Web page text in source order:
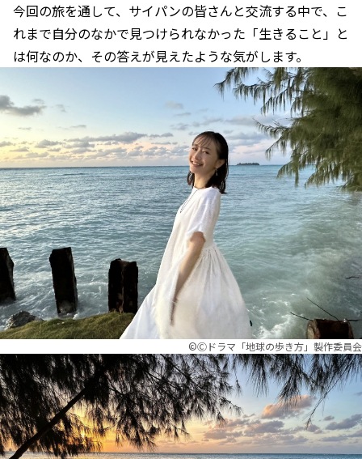
今回の旅を通して、サイパンの皆さんと交流する中で、こ
れまで自分のなかで見つけられなかった「生きること」と
は何なのか、その答えが見えたような気がします。
©︎Ⓒドラマ「地球の歩き方」製作委員会